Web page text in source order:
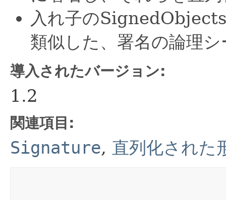
入れ子の
類似した、署名の論理
導入されたバージョン:
1.2
関連項目:
Signature, 直列化された